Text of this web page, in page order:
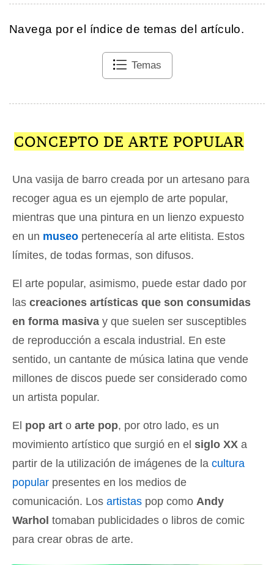
Navega por el índice de temas del artículo.
Temas
CONCEPTO DE ARTE POPULAR
Una vasija de barro creada por un artesano para
recoger agua es un ejemplo de arte popular,
mientras que una pintura en un lienzo expuesto
en un museo pertenecería al arte elitista. Estos
límites, de todas formas, son difusos.
El arte popular, asimismo, puede estar dado por
las creaciones artísticas que son consumidas
en forma masiva y que suelen ser susceptibles
de reproducción a escala industrial. En este
sentido, un cantante de música latina que vende
millones de discos puede ser considerado como
un artista popular.
El pop art o arte pop, por otro lado, es un
movimiento artístico que surgió en el siglo XX a
partir de la utilización de imágenes de la cultura
popular presentes en los medios de
comunicación. Los artistas pop como Andy
Warhol tomaban publicidades o libros de comic
para crear obras de arte.